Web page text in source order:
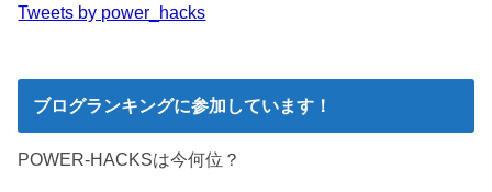
Tweets by power_hacks
ブログランキングに参加しています！
POWER-HACKSは今何位？